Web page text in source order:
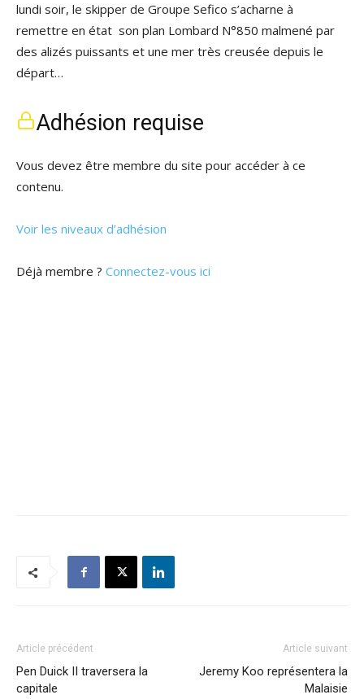
lundi soir, le skipper de Groupe Sefico s’acharne à
remettre en état son plan Lombard N°850 malmené par
des alizés puissants et une mer très creusée depuis le
départ…
Adhésion requise
Vous devez être membre du site pour accéder à ce
contenu.
Voir les niveaux d’adhésion
Déjà membre ? Connectez-vous ici
Article précédent
Pen Duick II traversera la
capitale
Article suivant
Jeremy Koo représentera la
Malaisie